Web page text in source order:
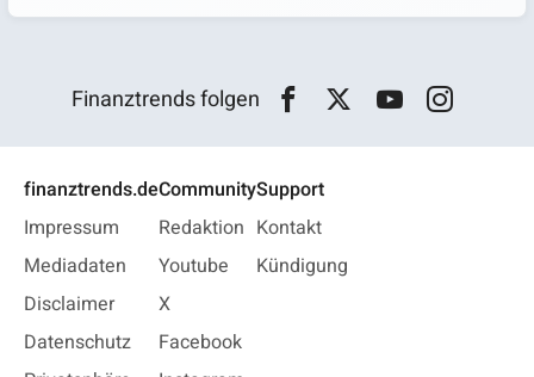
Finanztrends folgen
finanztrends.de
Impressum
Mediadaten
Disclaimer
Datenschutz
Community
Redaktion
Youtube
X
Facebook
Support
Kontakt
Kündigung